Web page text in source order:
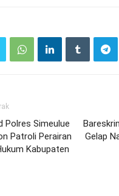
Polres Simeulue
Patroli Perairan
Kabupaten
Gelap